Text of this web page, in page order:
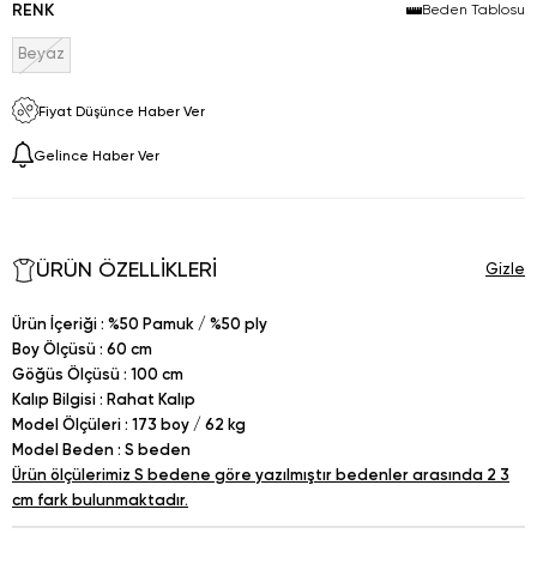
RENK Beden Tablosu
Beyaz
Fiyat Düşünce Haber Ver
Gelince Haber Ver
ÜRÜN ÖZELLIKLERI
Ürün İçeriği : %50 Pamuk / %50 ply
Boy Ölçüsü : 60 cm
Göğüs Ölçüsü : 100 cm
Kalıp Bilgisi : Rahat Kalıp
Model Ölçüleri : 173 boy / 62 kg
Model Beden : S beden
Ürün ölçülerimiz S bedene göre yazılmıştır bedenler arasında 2 3
cm fark bulunmaktadır.